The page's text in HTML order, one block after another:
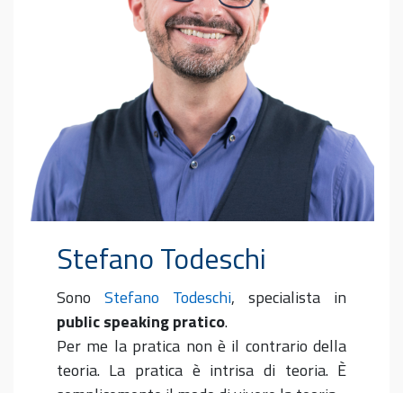
Stefano Todeschi
Sono Stefano Todeschi, specialista in
public speaking pratico.
Per me la pratica non è il contrario della
teoria. La pratica è intrisa di teoria. È